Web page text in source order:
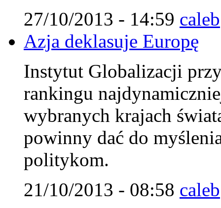
27/10/2013 - 14:59 caleb
Azja deklasuje Europę
Instytut Globalizacji
rankingu
wybranych krajach
powinny dać do
politykom.
21/10/2013 - 08:58 caleb